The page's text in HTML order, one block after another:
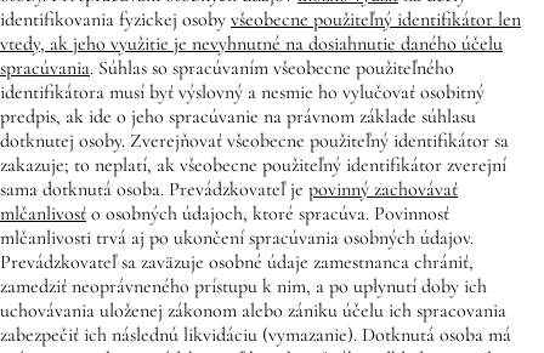
identifikovania fyzickej osoby všeobecne použiteľný identifikátor len
vtedy, ak jeho využitie je nevyhnutné na dosiahnutie daného účelu
spracúvania. Súhlas so spracúvaním všeobecne použiteľného
identifikátora musí byť výslovný a nesmie ho vylučovať osobitný
predpis, ak ide o jeho spracúvanie na právnom základe súhlasu
dotknutej osoby. Zverejňovať všeobecne použiteľný identifikátor sa
zakazuje; to neplatí, ak všeobecne použiteľný identifikátor zverejní
sama dotknutá osoba. Prevádzkovateľ je povinný zachovávať
mlčanlivosť o osobných údajoch, ktoré spracúva. Povinnosť
mlčanlivosti trvá aj po ukončení spracúvania osobných údajov.
Prevádzkovateľ sa zaväzuje osobné údaje zamestnanca chrániť,
zamedziť neoprávneného prístupu k nim, a po uplynutí doby ich
uchovávania uloženej zákonom alebo zániku účelu ich spracovania
zabezpečiť ich následnú likvidáciu (vymazanie). Dotknutá osoba má